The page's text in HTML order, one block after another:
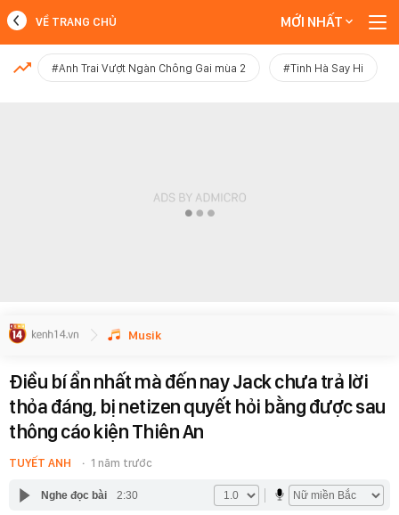
MỚI NHẤT
VỀ TRANG CHỦ MỚI NHẤT
#Anh Trai Vượt Ngàn Chông Gai mùa 2 #Tinh Hà Say Hi
Musik
Điều bí ẩn nhất mà đến nay Jack chưa trả lời
thỏa đáng, bị netizen quyết hỏi bằng được sau
thông cáo kiện Thiên An
TUYẾT ANH 1 năm trước
Nghe đọc bài 2:30